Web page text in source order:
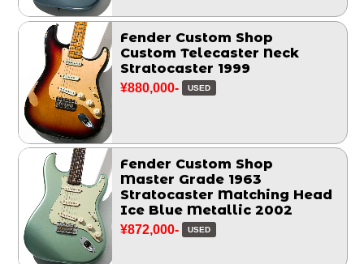
Fender Custom Shop
Custom Telecaster Neck
Stratocaster 1999
¥880,000- USED
Fender Custom Shop
Master Grade 1963
Stratocaster Matching Head
Ice Blue Metallic 2002
¥872,000- USED